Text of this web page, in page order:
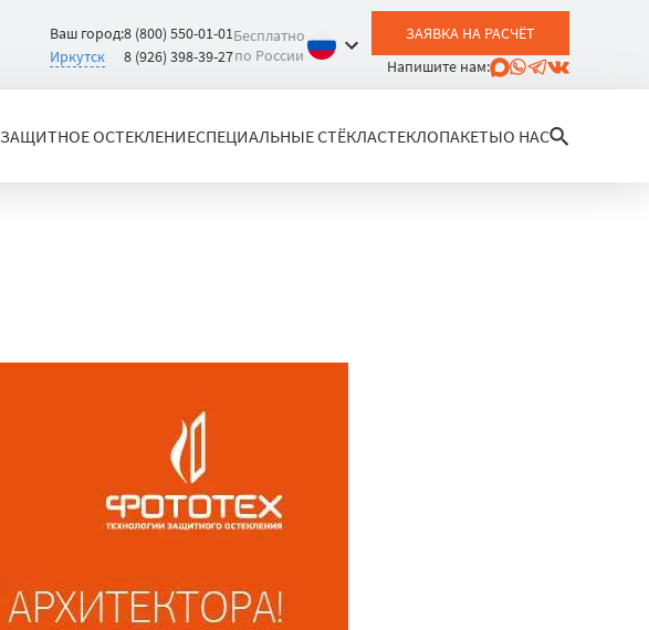
Ваш город:
Иркутск
8 (800) 550-01-01
8 (926) 398-39-27
Бесплатно
по России
ЗАЯВКА НА РАСЧЁТ
Напишите нам:
ЗАЩИТНОЕ ОСТЕКЛЕНИЕСПЕЦИАЛЬНЫЕ СТЁКЛАСТЕКЛОПАКЕТЫО НАС